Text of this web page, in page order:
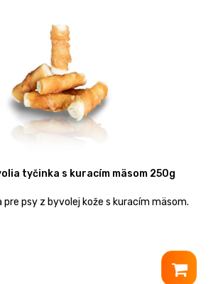
tyčinka s kuracím mäsom 250g
psy z byvolej kože s kuracím mäsom.